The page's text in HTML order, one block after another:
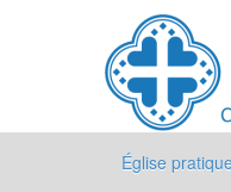
Église